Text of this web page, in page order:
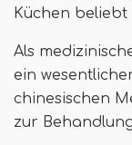
Küchen beliebt
Als
ein
chinesischen
zur